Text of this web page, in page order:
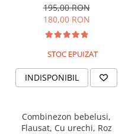
195,00 RON
180,00 RON
STOC EPUIZAT
INDISPONIBIL
Combinezon bebelusi,
Flausat, Cu urechi, Roz